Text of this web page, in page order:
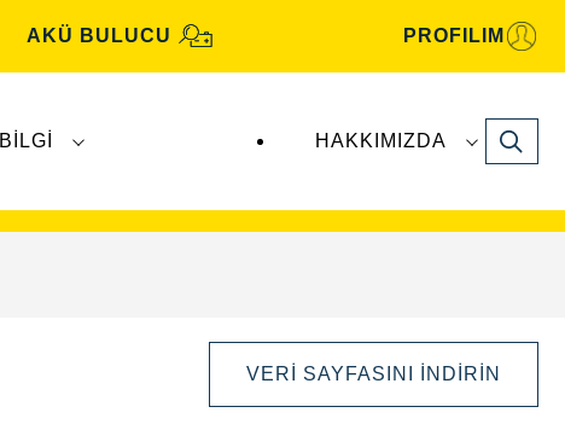
AKÜ BULUCU PROFILIM
BILGI HAKKIMIZDA Search
VERI SAYFASINI İNDIRIN